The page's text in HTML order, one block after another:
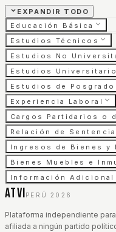
EXPANDIR TODO
Educación Básica
Estudios Técnicos
Estudios No
Estudios
Estudios de Posgrado
Experiencia Laboral
Cargos Partidarios o
Relación de
Ingresos de Bienes y
Bienes Muebles e
Información Adicional
ATVI PERÚ 2026
Plataforma independiente
afiliada a ningún partido